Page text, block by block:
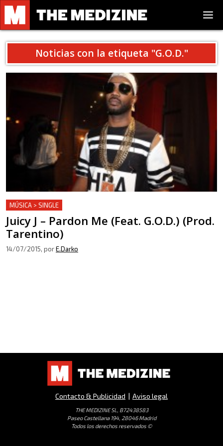
Noticias con la etiqueta "G.O.D."
MÚSICA > SINGLE
Juicy J – Pardon Me (Feat. G.O.D.) (Prod.
Tarentino)
14/07/2015, porE.Darko
Contacto & Publicidad | Aviso legal
THE MEDIZINE SL, B72438583
Paseo Castellana 194, 28046 Madrid
Todos los derechos reservados ©